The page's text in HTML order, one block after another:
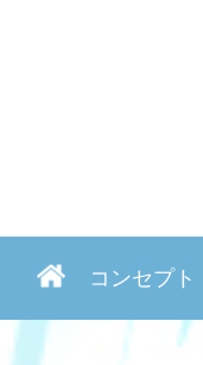
コンセプト